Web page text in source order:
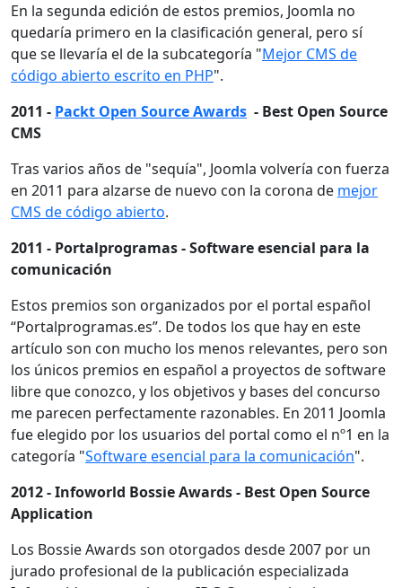
En la segunda edición de estos premios, Joomla no
quedaría primero en la clasificación general, pero sí
que se llevaría el de la subcategoría "Mejor CMS de
código abierto escrito en PHP".
2011 - Packt Open Source Awards - Best Open Source
CMS
Tras varios años de "sequía", Joomla volvería con fuerza
en 2011 para alzarse de nuevo con la corona de mejor
CMS de código abierto.
2011 - Portalprogramas - Software esencial para la
comunicación
Estos premios son organizados por el portal español
“Portalprogramas.es”. De todos los que hay en este
artículo son con mucho los menos relevantes, pero son
los únicos premios en español a proyectos de software
libre que conozco, y los objetivos y bases del concurso
me parecen perfectamente razonables. En 2011 Joomla
fue elegido por los usuarios del portal como el nº1 en la
categoría "Software esencial para la comunicación".
2012 - Infoworld Bossie Awards - Best Open Source
Application
Los Bossie Awards son otorgados desde 2007 por un
jurado profesional de la publicación especializada